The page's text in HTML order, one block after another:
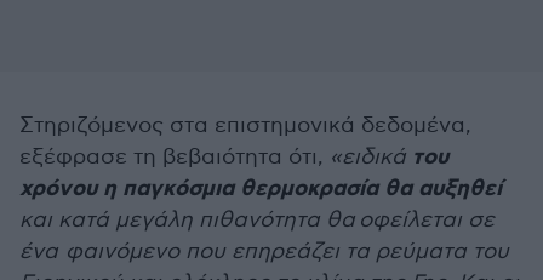
Στηριζόμενος στα επιστημονικά δεδομένα,
εξέφρασε τη βεβαιότητα ότι, «ειδικά του
χρόνου η παγκόσμια θερμοκρασία θα αυξηθεί
και κατά μεγάλη πιθανότητα θα οφείλεται σε
ένα φαινόμενο που επηρεάζει τα ρεύματα του